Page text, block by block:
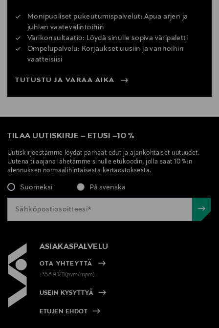
Monipuoliset pukeutumispalvelut: Apua arjen ja
juhlan vaatevalintoihin
Värikonsultaatio: Löydä sinulle sopiva väripaletti
Ompelupalvelu: Korjaukset uusiin ja vanhoihin
vaatteisiisi
TUTUSTU JA VARAA AIKA
TILAA UUTISKIRJE – ETUSI –10 %
Uutiskirjeestämme löydät parhaat edut ja ajankohtaiset uutuudet.
Uutena tilaajana lähetämme sinulle etukoodin, jolla saat 10 %:n
alennuksen normaalihintaisesta kertaostoksesta.
Suomeksi På svenska
ASIAKASPALVELU
OTA YHTEYTTÄ
+358 9 1211(pvm/mpm)
USEIN KYSYTTYÄ
ETUJEN EHDOT